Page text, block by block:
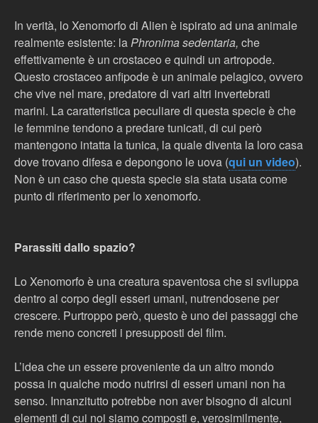
In verità, lo Xenomorfo di Alien è ispirato ad una animale
realmente esistente: laPhronima sedentaria, che
effettivamente è un crostaceo e quindi un artropode.
Questo crostaceo anfipode è un animale pelagico, ovvero
che vive nel mare, predatore di vari altri invertebrati
marini. La caratteristica peculiare di questa specie è che
le femmine tendono a predare tunicati, di cui però
mantengono intatta la tunica, la quale diventa la loro casa
dove trovano difesa e depongono le uova (qui un video).
Non è un caso che questa specie sia stata usata come
punto di riferimento per lo xenomorfo.
Parassiti dallo spazio?
Lo Xenomorfo è una creatura spaventosa che si sviluppa
dentro al corpo degli esseri umani, nutrendosene per
crescere. Purtroppo però, questo è uno dei passaggi che
rende meno concreti i presupposti del film.
L’idea che un essere proveniente da un altro mondo
possa in qualche modo nutrirsi di esseri umani non ha
senso. Innanzitutto potrebbe non aver bisogno di alcuni
elementi di cui noi siamo composti e, verosimilmente,